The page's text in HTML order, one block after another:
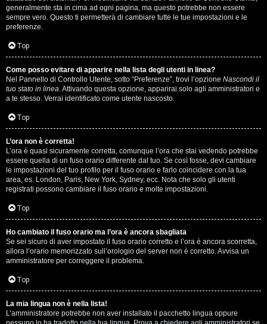
c
a
F
A
Q
generalmente sta in cima ad ogni pagina, ma questo potrebbe non essere
sempre vero. Questo ti permetterà di cambiare tutte le tue impostazioni e le
preferenze.
Top
Come posso evitare di apparire nella lista degli utenti in linea?
Nel Pannello di Controllo Utente, sotto “Preferenze”, trovi l’opzione Nascondi il
tuo stato in linea. Attivando questa opzione, apparirai solo agli amministratori e
a te stesso. Verrai identificato come utente nascosto.
Top
L’ora non è corretta!
L’ora è quasi sicuramente corretta, comunque l’ora che stai vedendo potrebbe
essere quella di un fuso orario differente dal tuo. Se così fosse, devi cambiare
le impostazioni del tuo profilo per il fuso orario e farlo coincidere con la tua
area, es. London, Paris, New York, Sydney, ecc. Nota che solo gli utenti
registrati possono cambiare il fuso orario e molte impostazioni.
Top
Ho cambiato il fuso orario ma l’ora è ancora sbagliata
Se sei sicuro di aver impostato il fuso orario corretto e l’ora è ancora scorretta,
allora l’orario memorizzato sull’orologio del server non è corretto. Avvisa un
amministratore per correggere il problema.
Top
La mia lingua non è nella lista!
L’amministratore potrebbe non aver installato il pacchetto lingua oppure
n
i
l
i
/
D
i
g
i
t
a
l
S
t
o
r